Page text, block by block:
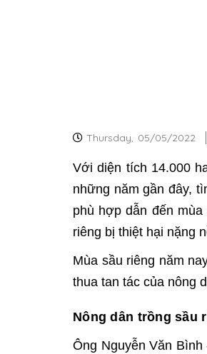
Thursday, 05/05/2022
Với diện tích 14.000
những năm gần đây,
phù hợp dẫn đến
riêng bị thiệt hại nặng
Mùa sầu riêng năm
thua tan tác của nông
Nông dân trồng sầu
Ông Nguyễn Văn